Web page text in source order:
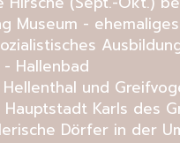
Museum - ehemaliges
Hallenbad
und
Hauptstadt Karls des
Dörfer in der